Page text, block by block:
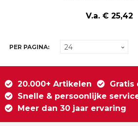
V.a. € 25,42
PER PAGINA:
20.000+ Artikelen
Snelle & persoonlijke
Meer dan 30 jaar ervaring